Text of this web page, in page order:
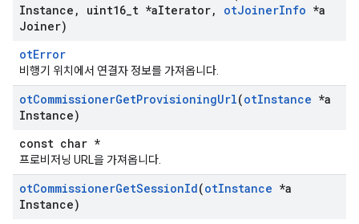
Instance , uint16 t *aIterator, otJoinerInfo *a
Joiner)
otError
비행기 위치에서 연결자 정보를 가져옵니다.
otCommissionerGetProvisioningUrl(otInstance *a
Instance)
const char *
프로비저닝 URL을 가져옵니다.
otCommissionerGetSessionId(otInstance *a
Instance)